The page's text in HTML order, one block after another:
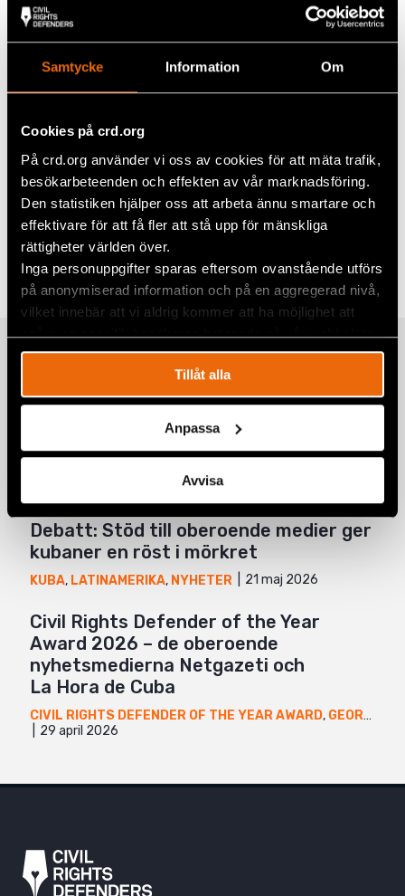
Samtycke Information Om
Cookies på crd.org
På crd.org använder vi oss av cookies för att mäta trafik,
besökarbeteenden och effekten av vår marknadsföring.
Den statistiken hjälper oss att arbeta ännu smartare och
effektivare för att få fler att stå upp för mänskliga
rättigheter världen över.
Inga personuppgifter sparas eftersom ovanstående utförs
på anonymiserad information och på en aggregerad nivå,
vilket innebär att vi aldrig kommer att ha möjlighet att
spåra en specifik besökares beteende på vår webbplats.
Tillåt alla
Anpassa
Avvisa
Den svenska riksdagen fattar beslut om avtalet den
24 april och har då möjligheten att skicka ett mycket
tydligt budskap till den kubanska regeringen, att
det inte blir något avtal förrän kubanerna har sina
och kan välja sina politiska ledare i demokratiska
val.
Dela
Facebook
Twitter
Taggar Aktuellt Latinamerika
Relaterade artiklar
Fem år senare har såret från den 11
juli på Kuba ännu inte läkt
NYHETER
Debatt: Stöd till oberoende medier ger
kubaner en röst i mörkret
KUBA, LATINAMERIKA, NYHETER 21 maj 2026
Civil Rights Defender of the Year
Award 2026 – de oberoende
nyhetsmedierna Netgazeti och
La Hora de Cuba
CIVIL RIGHTS DEFENDER OF THE YEAR AWARD, GEORGIEN
29 april 2026